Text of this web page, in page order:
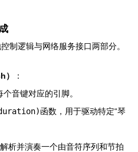
制逻辑与网络服务接口两部分。
：
音键对应的引脚。
函数，用于驱动特定“琴
析并演奏一个由音符序列和节拍